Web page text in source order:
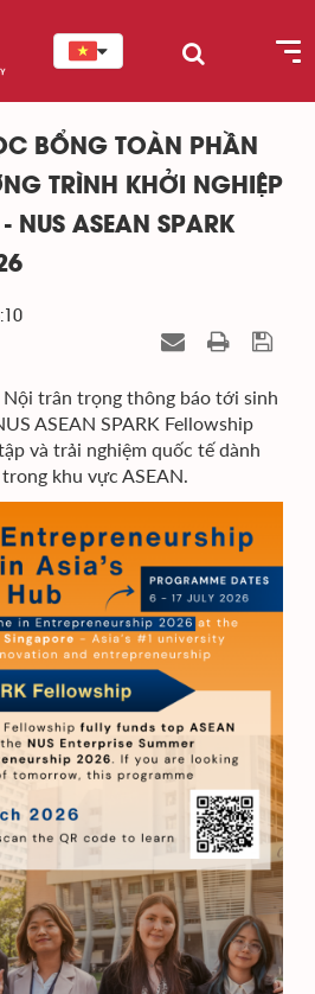
BỔNG TOÀN PHẦN
TRÌNH KHỞI NGHIỆP
NUS ASEAN SPARK
trân trọng thông báo tới sinh
ASEAN SPARK Fellowship
và trải nghiệm quốc tế dành
khu vực ASEAN.